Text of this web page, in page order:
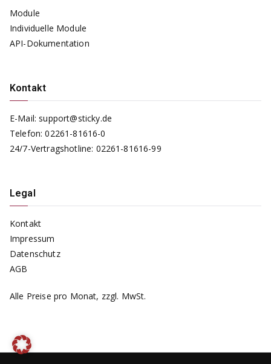
Module
Individuelle Module
API-Dokumentation
Kontakt
E-Mail:support@sticky.de
Telefon:02261-81616-0
24/7-Vertragshotline: 02261-81616-99
Legal
Kontakt
Impressum
Datenschutz
AGB
Alle Preise pro Monat, zzgl. MwSt.